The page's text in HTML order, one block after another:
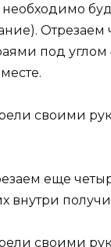
Отрезаем
под углом
еще
внутри